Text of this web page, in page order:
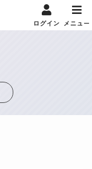
ログイン メニュー